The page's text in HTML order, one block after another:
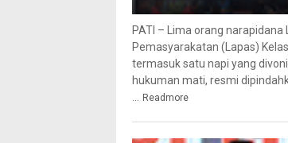
PATI – Lima orang narapidana
Pemasyarakatan (Lapas)
termasuk satu napi yang
hukuman mati, resmi
... Readmore